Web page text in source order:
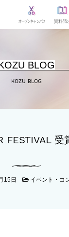
オープンキャンパス 資料請
BLOG
KOZU BLOG
受
15日 イベント・コ